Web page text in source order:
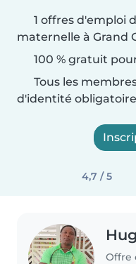
1 offres d'emploi
maternelle à Grand
100 % gratuit
Tous les
d'identité obligatoire
4,7 / 5